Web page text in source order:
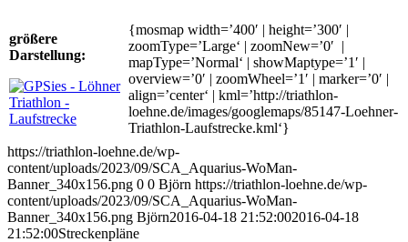
größere
Darstellung:
{mosmap width=’400′ | height=’300′ |
zoomType=’Large‘ | zoomNew=’0′ |
mapType=’Normal‘ | showMaptype=’1′ |
overview=’0′ | zoomWheel=’1′ | marker=’0′ |
align=’center‘ | kml=’http://triathlon-
loehne.de/images/googlemaps/85147-Loehner-
Triathlon-Laufstrecke.kml‘}
https://triathlon-loehne.de/wp-
content/uploads/2023/09/SCA_Aquarius-WoMan-
Banner_340x156.png 0 0 Björn https://triathlon-loehne.de/wp-
content/uploads/2023/09/SCA_Aquarius-WoMan-
Banner_340x156.png Björn2016-04-18 21:52:002016-04-18
21:52:00Streckenpläne